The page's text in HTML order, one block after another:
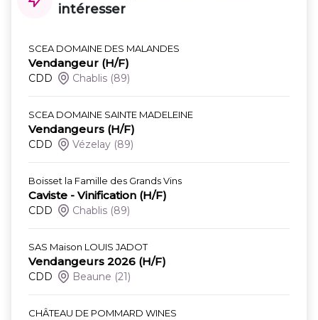
intéresser
SCEA DOMAINE DES MALANDES
Vendangeur (H/F)
CDD Chablis (89)
SCEA DOMAINE SAINTE MADELEINE
Vendangeurs (H/F)
CDD Vézelay (89)
Boisset la Famille des Grands Vins
Caviste - Vinification (H/F)
CDD Chablis (89)
SAS Maison LOUIS JADOT
Vendangeurs 2026 (H/F)
CDD Beaune (21)
CHÂTEAU DE POMMARD WINES